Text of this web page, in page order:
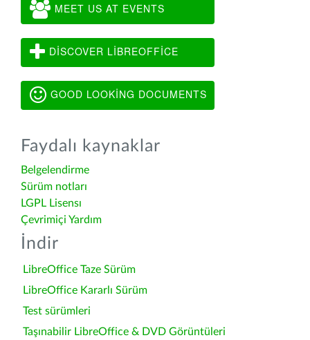
MEET US AT EVENTS
DISCOVER LIBREOFFICE
GOOD LOOKING DOCUMENTS
Faydalı kaynaklar
Belgelendirme
Sürüm notları
LGPL Lisensı
Çevrimiçi Yardım
İndir
LibreOffice Taze Sürüm
LibreOffice Kararlı Sürüm
Test sürümleri
Taşınabilir LibreOffice & DVD Görüntüleri